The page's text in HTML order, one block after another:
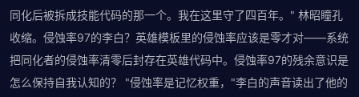
同化后被拆成技能代码的那一个。我在这里守了四百年。" 林昭瞳孔
收缩。侵蚀率97的李白？英雄模板里的侵蚀率应该是零才对——系统
把同化者的侵蚀率清零后封存在英雄代码中。侵蚀率97的残余意识是
怎么保持自我认知的？ "侵蚀率是记忆权重，"李白的声音读出了他的